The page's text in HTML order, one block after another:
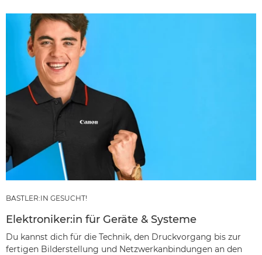
BASTLER:IN GESUCHT!
Elektroniker:in für Geräte & Systeme
Du kannst dich für die Technik, den Druckvorgang bis zur
fertigen Bilderstellung und Netzwerkanbindungen an den